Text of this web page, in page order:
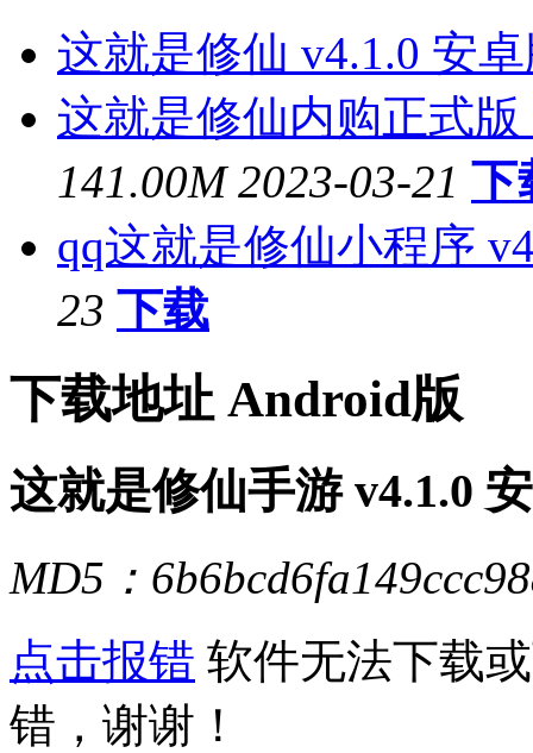
这就是修仙 v4.1.0 安
这就是修仙内购正式
141.00M 2023-03-21 下
qq这就是修仙小程序
23 下载
下载地址 Android版
这就是修仙手游 v4.1.0
MD5：
点击报错 软件无法下载
错，谢谢！